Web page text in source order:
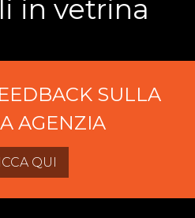
in vetrina
SULLA
AGENZIA
QUI